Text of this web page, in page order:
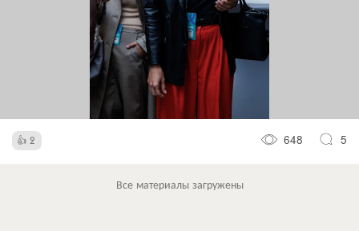
2 648 5
Все материалы загружены